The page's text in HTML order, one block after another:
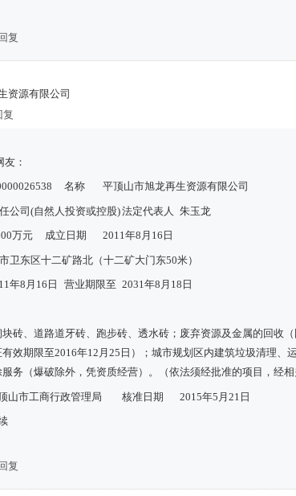
回复
资源有限公司
复
：
名称 平顶山市旭龙再生资源有限公司
公司(自然人投资或控股)法定代表人 朱玉龙
万元 成立日期 2011年8月16日
卫东区十二矿路北（十二矿大门东50米）
年8月16日 营业期限至 2031年8月18日
砖、道路道牙砖、跑步砖、透水砖；废弃资源及金属的回收
效期限至2016年12月25日）；城市规划区内建筑垃圾清理、
服务（爆破除外，凭资质经营）。（依法须经批准的项目，经
山市工商行政管理局 核准日期 2015年5月21日
回复